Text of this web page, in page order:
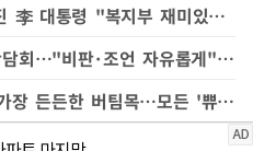
본인 성대모사 듣고 '빵' 터진 李 대통령 "복지부 재미있네요"
이 대통령, 직속 자문기구 간담회…"비판·조언 자유롭게"(종합)
이 대통령 "김혜경, 언제나 가장 든든한 버팀목…모든 '쀼'들을 응원"